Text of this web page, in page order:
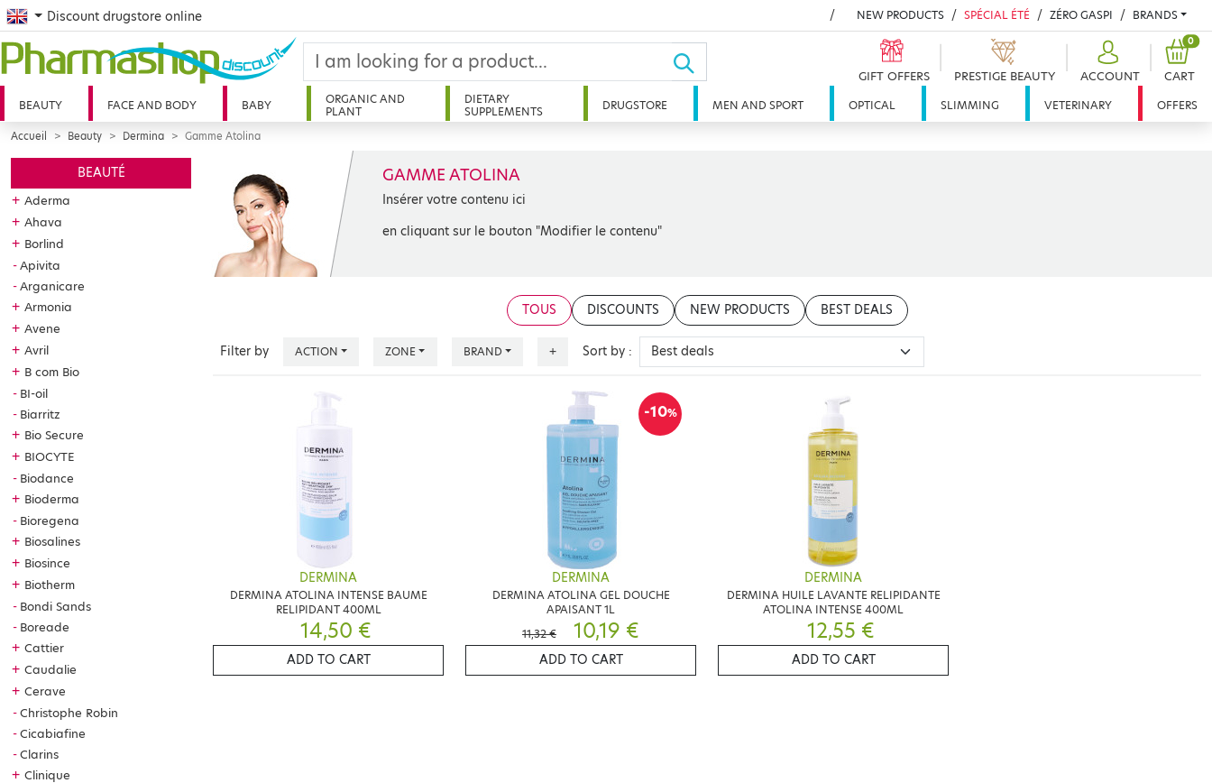
English
Discount drugstore online NEW PRODUCTS SPÉCIAL ÉTÉ ZÉRO GASPI BRANDS
GIFT OFFERS PRESTIGE BEAUTY ACCOUNT CART
0
BEAUTY FACE AND BODY BABY
ORGANIC AND
PLANT
DIETARY
SUPPLEMENTS
DRUGSTORE MEN AND SPORT OPTICAL SLIMMING VETERINARY OFFERS
Accueil Beauty Dermina Gamme Atolina
BEAUTÉ
+ Aderma
+ Ahava
+ Borlind
Apivita
Arganicare
+ Armonia
+ Avene
+ Avril
+ B com Bio
BI-oil
Biarritz
+ Bio Secure
+ BIOCYTE
Biodance
+ Bioderma
Bioregena
+ Biosalines
+ Biosince
+ Biotherm
Bondi Sands
Boreade
+ Cattier
+ Caudalie
+ Cerave
Christophe Robin
Cicabiafine
Clarins
+ Clinique
GAMME ATOLINA
Insérer votre contenu ici
en cliquant sur le bouton "Modifier le contenu"
TOUS DISCOUNTS NEW PRODUCTS BEST DEALS
Filter by ACTION ZONE BRAND + Sort by :
DERMINA
DERMINA ATOLINA INTENSE BAUME
RELIPIDANT 400ML
14,50 €
ADD TO CART
-10%
DERMINA
DERMINA ATOLINA GEL DOUCHE
APAISANT 1L
11,32 €
10,19 €
ADD TO CART
DERMINA
DERMINA HUILE LAVANTE RELIPIDANTE
ATOLINA INTENSE 400ML
12,55 €
ADD TO CART